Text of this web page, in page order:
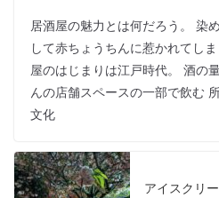
居酒屋の魅力とは何だろう。 染
して赤ちょうちんに惹かれてし
屋のはじまりは江戸時代。 酒の
んの店舗スペースの一部で飲む
文化
アイスクリ